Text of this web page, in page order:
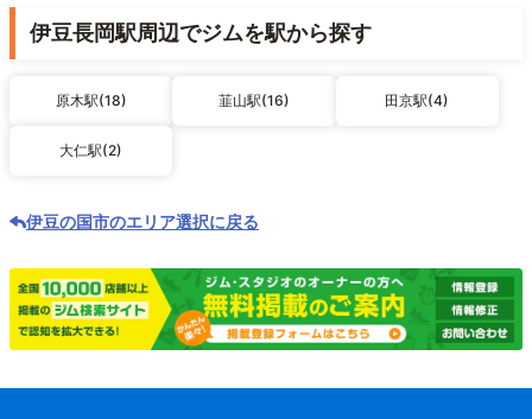
伊豆長岡駅周辺でジムを駅から探す
原木駅(18) 韮山駅(16) 田京駅(4)
大仁駅(2)
伊豆の国市のエリア選択に戻る